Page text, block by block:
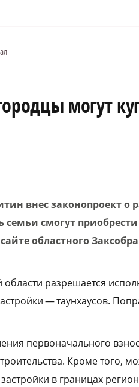
могут
внес законопроект о
смогут приобрести
областного
разрешается
— таунхаусов.
первоначального
Кроме того,
в границах